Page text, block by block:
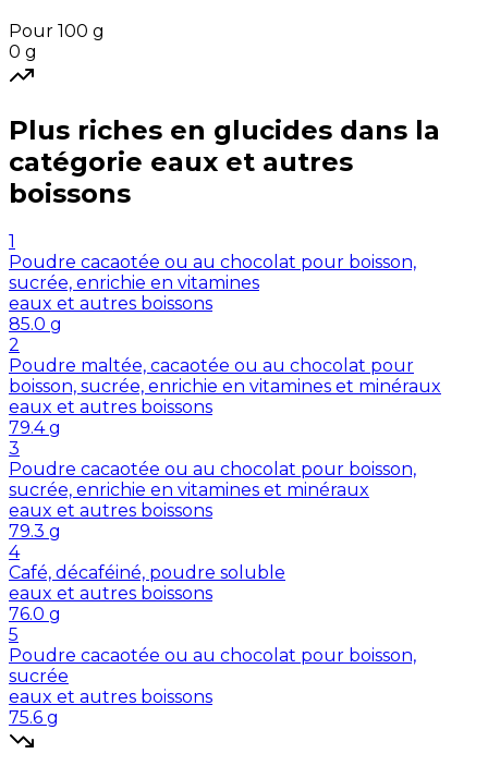
Pour 100 g
0 g
Plus riches en glucides dans la
catégorie eaux et autres
boissons
1
Poudre cacaotée ou au chocolat pour boisson,
sucrée, enrichie en vitamines
eaux et autres boissons
85.0 g
2
Poudre maltée, cacaotée ou au chocolat pour
boisson, sucrée, enrichie en vitamines et minéraux
eaux et autres boissons
79.4 g
3
Poudre cacaotée ou au chocolat pour boisson,
sucrée, enrichie en vitamines et minéraux
eaux et autres boissons
79.3 g
4
Café, décaféiné, poudre soluble
eaux et autres boissons
76.0 g
5
Poudre cacaotée ou au chocolat pour boisson,
sucrée
eaux et autres boissons
75.6 g